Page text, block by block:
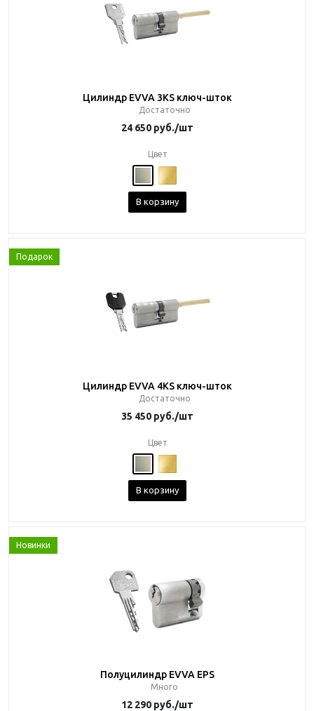
Цилиндр EVVA 3KS ключ-шток
Достаточно
24 650 руб./шт
Цвет
В корзину
Подарок
Цилиндр EVVA 4KS ключ-шток
Достаточно
35 450 руб./шт
Цвет
В корзину
Новинки
Полуцилиндр EVVA EPS
Много
12 290 руб./шт